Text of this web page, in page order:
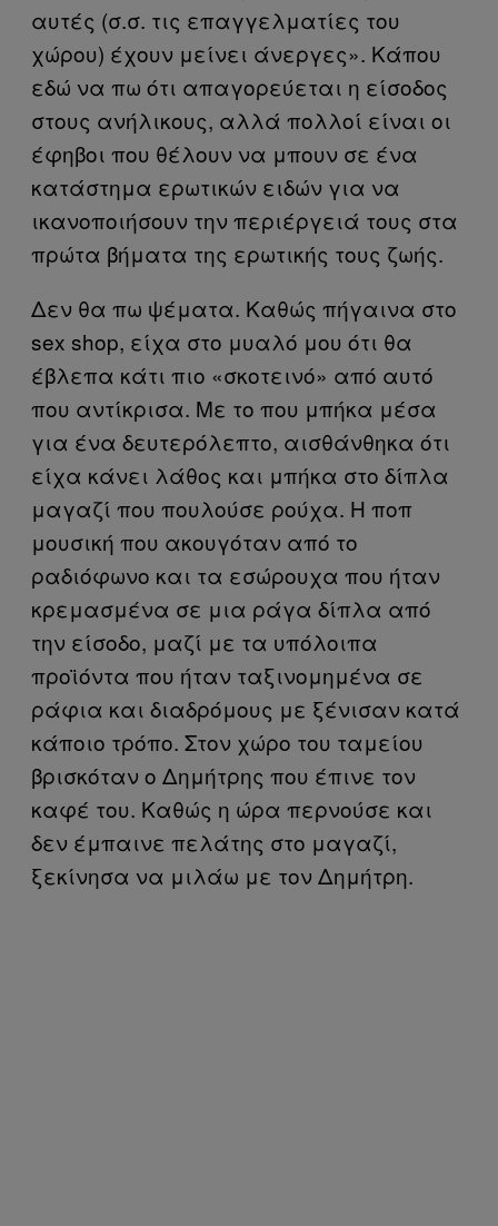
αυτές (σ.σ. τις επαγγελματίες του
χώρου) έχουν μείνει άνεργες». Κάπου
εδώ να πω ότι απαγορεύεται η είσοδος
στους ανήλικους, αλλά πολλοί είναι οι
έφηβοι που θέλουν να μπουν σε ένα
κατάστημα ερωτικών ειδών για να
ικανοποιήσουν την περιέργειά τους στα
πρώτα βήματα της ερωτικής τους ζωής.
Δεν θα πω ψέματα. Καθώς πήγαινα στο
sex shop, είχα στο μυαλό μου ότι θα
έβλεπα κάτι πιο «σκοτεινό» από αυτό
που αντίκρισα. Με το που μπήκα μέσα
για ένα δευτερόλεπτο, αισθάνθηκα ότι
είχα κάνει λάθος και μπήκα στο δίπλα
μαγαζί που πουλούσε ρούχα. Η ποπ
μουσική που ακουγόταν από το
ραδιόφωνο και τα εσώρουχα που ήταν
κρεμασμένα σε μια ράγα δίπλα από
την είσοδο, μαζί με τα υπόλοιπα
προϊόντα που ήταν ταξινομημένα σε
ράφια και διαδρόμους με ξένισαν κατά
κάποιο τρόπο. Στον χώρο του ταμείου
βρισκόταν ο Δημήτρης που έπινε τον
καφέ του. Καθώς η ώρα περνούσε και
δεν έμπαινε πελάτης στο μαγαζί,
ξεκίνησα να μιλάω με τον Δημήτρη.